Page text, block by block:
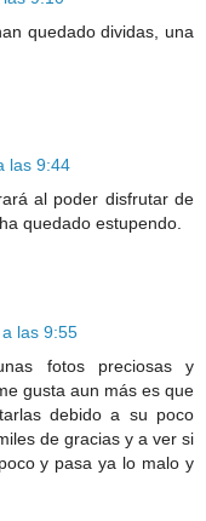
quedado dividas, una
las 9:44
al poder disfrutar de
quedado estupendo.
las 9:55
fotos preciosas y
gusta aun más es que
debido a su poco
de gracias y a ver si
y pasa ya lo malo y